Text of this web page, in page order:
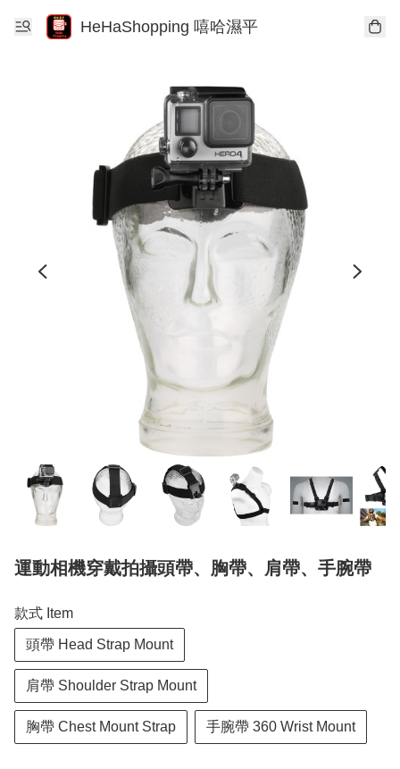
HeHaShopping 嘻哈濕平
運動相機穿戴拍攝頭帶、胸帶、肩帶、手腕帶
款式 Item
頭帶 Head Strap Mount
肩帶 Shoulder Strap Mount
胸帶 Chest Mount Strap 手腕帶 360 Wrist Mount